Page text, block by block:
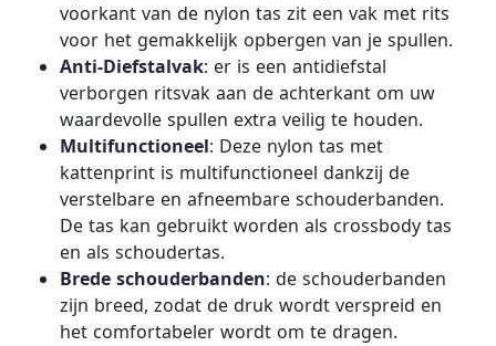
voorkant van de nylon tas zit een vak met rits
voor het gemakkelijk opbergen van je spullen.
Anti-Diefstalvak: er is een antidiefstal
verborgen ritsvak aan de achterkant om uw
waardevolle spullen extra veilig te houden.
Multifunctioneel: Deze nylon tas met
kattenprint is multifunctioneel dankzij de
verstelbare en afneembare schouderbanden.
De tas kan gebruikt worden als crossbody tas
en als schoudertas.
Brede schouderbanden: de schouderbanden
zijn breed, zodat de druk wordt verspreid en
het comfortabeler wordt om te dragen.